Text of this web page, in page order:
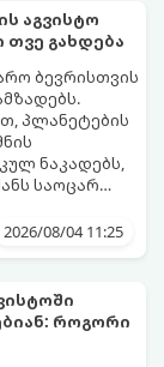
ხარჯების
სიტუაცია
ერთად კი
მიმართ.
ნიშნები
დაინახონ
აგვისტო
გახდება
ბევრისთვის
პლანეტების
ნაკადებს,
საოცარ
2026/08/04 11:25
როგორი